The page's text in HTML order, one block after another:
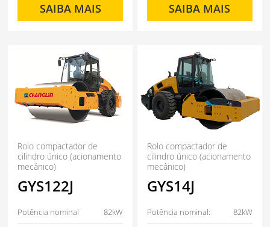
SAIBA MAIS SAIBA MAIS
Rolo compactador de
cilindro único (acionamento
mecânico)
GYS122J
Potência nominal 82kW
Rolo compactador de
cilindro único (acionamento
mecânico)
GYS14J
Potência nominal: 82kW